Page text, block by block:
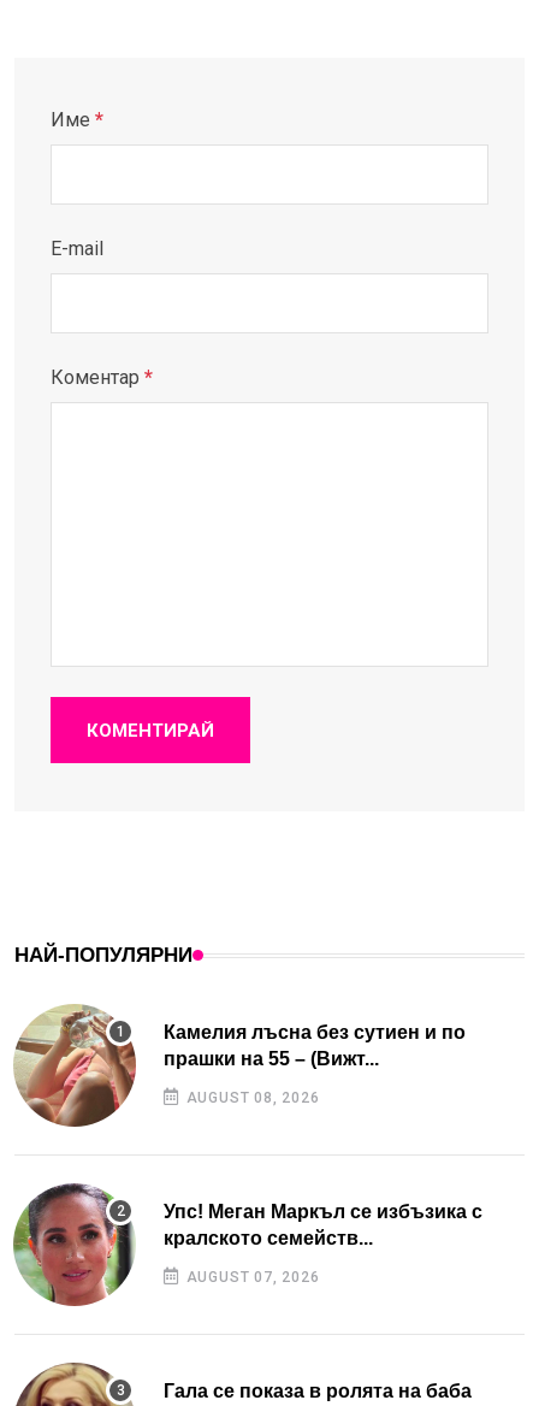
Име *
E-mail
Коментар *
КОМЕНТИРАЙ
НАЙ-ПОПУЛЯРНИ
Камелия лъсна без сутиен и по
прашки на 55 – (Вижт...
AUGUST 08, 2026
Упс! Меган Маркъл се избъзика с
кралското семейств...
AUGUST 07, 2026
Гала се показа в ролята на баба